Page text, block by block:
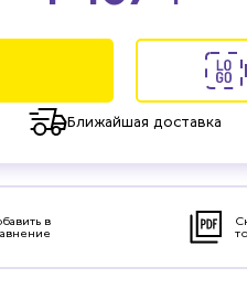
Ближайшая доставка
в